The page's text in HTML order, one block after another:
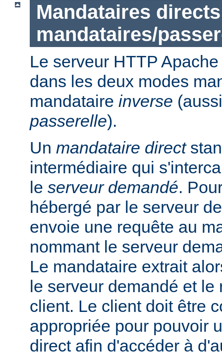
Mandataires
mandataires/
Le serveur HTTP
dans les deux modes
mandataire inverse
passerelle).
Un mandataire direct
intermédiaire qui
le serveur demandé.
hébergé par le serveur
envoie une requête au
nommant le serveur
Le mandataire extrait
le serveur demandé et
client. Le client doit être
appropriée pour pouvoir
direct afin d'accéder à